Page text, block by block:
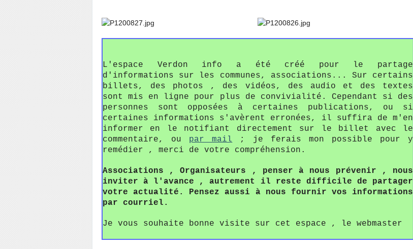
L'espace Verdon info a été créé pour le partage
d'informations sur les communes, associations... Sur certains
billets, des photos , des vidéos, des audio et des textes
sont mis en ligne pour plus de convivialité. Cependant si des
personnes sont opposées à certaines publications, ou si
certaines informations s'avèrent erronées, il suffira de m'en
informer en le notifiant directement sur le billet avec le
commentaire, ou par mail ; je ferais mon possible pour y
remédier , merci de votre compréhension.
Associations , Organisateurs , penser à nous prévenir , nous
inviter à l'avance , autrement il reste difficile de partager
votre actualité. Pensez aussi à nous fournir vos informations
par courriel.
Je vous souhaite bonne visite sur cet espace , le webmaster